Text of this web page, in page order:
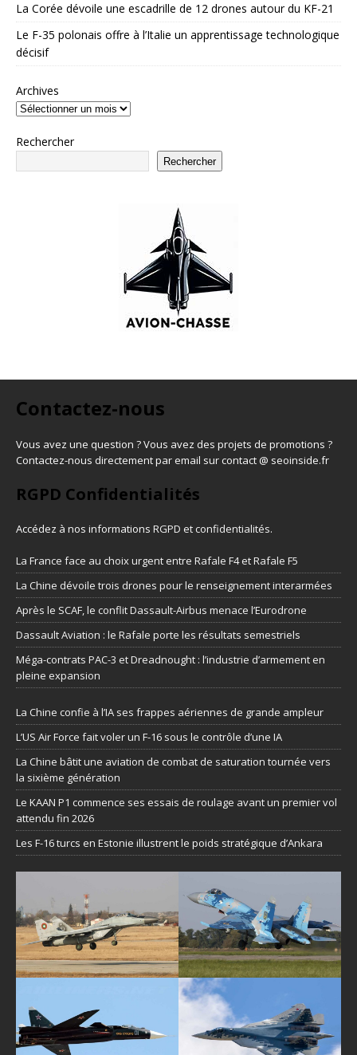
La Corée dévoile une escadrille de 12 drones autour du KF-21
Le F-35 polonais offre à l’Italie un apprentissage technologique
décisif
Archives
Rechercher
Rechercher
Contactez-nous
Vous avez une question ? Vous avez des projets de promotions ?
Contactez-nous directement par email sur contact @ seoinside.fr
RGPD Confidentialités
Accédez à nos informations RGPD et confidentialités.
La France face au choix urgent entre Rafale F4 et Rafale F5
La Chine dévoile trois drones pour le renseignement interarmées
Après le SCAF, le conflit Dassault-Airbus menace l’Eurodrone
Dassault Aviation : le Rafale porte les résultats semestriels
Méga-contrats PAC-3 et Dreadnought : l’industrie d’armement en
pleine expansion
La Chine confie à l’IA ses frappes aériennes de grande ampleur
L’US Air Force fait voler un F-16 sous le contrôle d’une IA
La Chine bâtit une aviation de combat de saturation tournée vers
la sixième génération
Le KAAN P1 commence ses essais de roulage avant un premier vol
attendu fin 2026
Les F-16 turcs en Estonie illustrent le poids stratégique d’Ankara